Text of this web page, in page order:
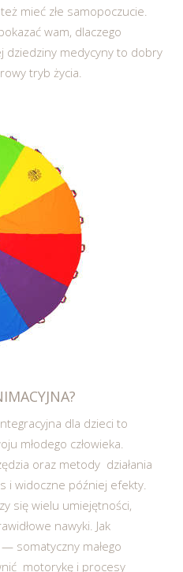
mieć złe samopoczucie.
wam, dlaczego
dziedziny medycyny to dobry
tryb życia.
dla dzieci to
młodego człowieka.
oraz metody działania
i widoczne później efekty.
się wielu umiejętności,
nawyki. Jak
somatyczny małego
motorykę i procesy